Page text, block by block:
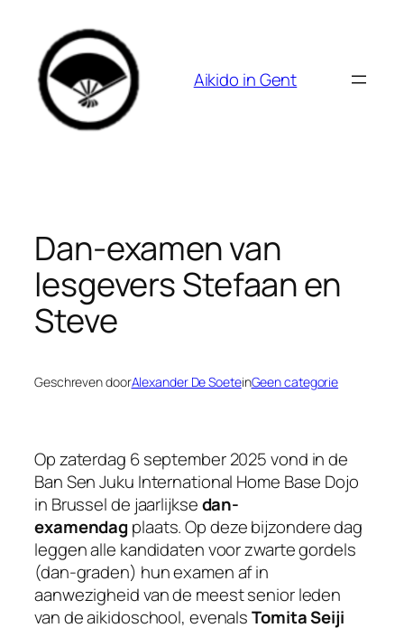
inhoud
Aikido in Gent
Dan-examen van
lesgevers Stefaan en
Steve
Geschreven doorAlexander De SoeteinGeen categorie
Op zaterdag 6 september 2025 vond in de
Ban Sen Juku International Home Base Dojo
in Brussel de jaarlijksedan-
examendag plaats. Op deze bijzondere dag
leggen alle kandidaten voor zwarte gordels
(dan-graden) hun examen af in
aanwezigheid van de meest senior leden
van de aikidoschool, evenalsTomita Seiji